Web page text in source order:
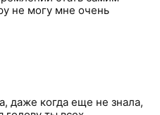
не могу мне очень
даже когда еще не знала,